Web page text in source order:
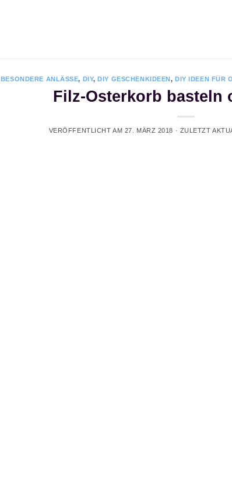
BESONDERE ANLÄSSE, DIY,DIY GESCHENKIDEEN,DIY IDEEN FÜR
Filz-Osterkorb basteln
VERÖFFENTLICHT AM 27. MÄRZ 2018 · ZULETZT